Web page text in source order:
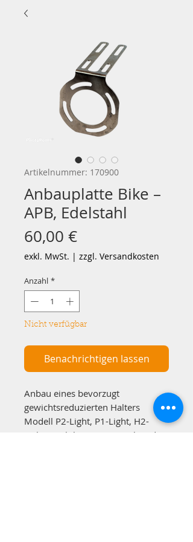
Artikelnummer: 170900
Anbauplatte Bike –
APB, Edelstahl
60,00 €Preis
exkl. MwSt. | zzgl. Versandkosten
Anzahl *
Nicht verfügbar
Benachrichtigen lassen
Anbau eines bevorzugt
gewichtsreduzierten Halters
Modell P2-Light, P1-Light, H2-
Light&Mobile an einem Fahrrad-